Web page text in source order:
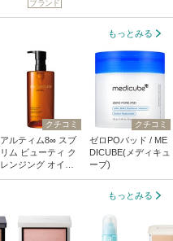
ブランド
もっとみる
クチコミ
アルティム8∞ スブ
リム ビューティ ク
レンジング オイルn
クチコミ
ゼロPOバッド / ME
DICUBE(メディキュ
ーブ)
もっとみる